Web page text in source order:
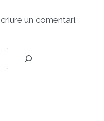
un comentari.